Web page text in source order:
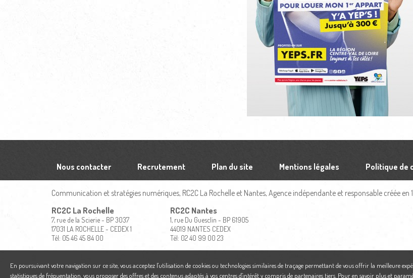
Nous contacter Recrutement Plan du site Mentions légales Politique de
Communication et stratégies numériques, RC2C La Rochelle et Nantes, Agence indépendante et responsable créée en
RC2C La Rochelle
7, rue de la Scierie - BP 3037
17031 LA ROCHELLE - CEDEX 1
Tél: 05 46 45 84 00
RC2C Nantes
1, rue Du Guesclin - BP 61905
44019 NANTES CEDEX
Tél: 02 40 99 00 23
En poursuivant votre navigation sur ce site, vous acceptez l'utilisation de cookies ou technologies similaires de traçage permettant de vous offrir la meilleure
statistiques de fréquentation, vous proposer des offres et des contenus adaptés à vos centres d'intérêt y compris de partenaires tiers. Pour en savoir plus et